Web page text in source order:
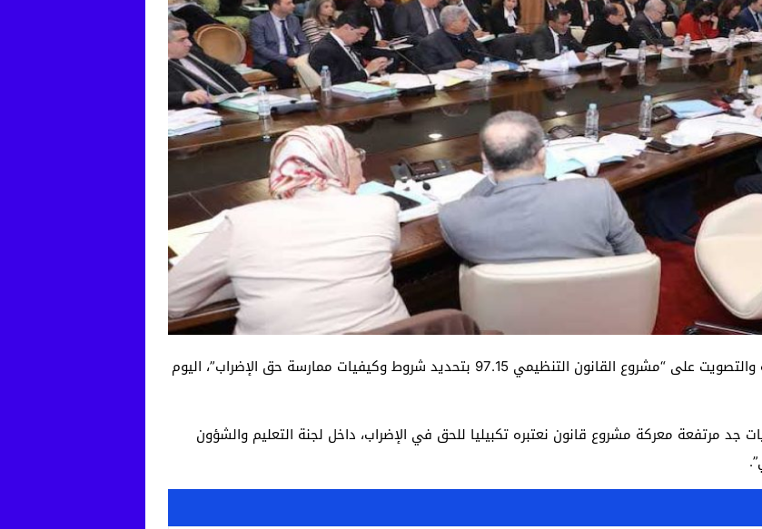
عرفت الجلسة العامة التشريعية المخصصة للدراسة والتصويت على “مشروع القانون التنظيمي 97.15 بتحديد شروط وكيفيات ممارسة حق الإضراب”، اليوم
جد مرتفعة معركة مشروع قانون نعتبره تكبيليا للحق في الإضراب، داخل لجنة التعليم والشؤون